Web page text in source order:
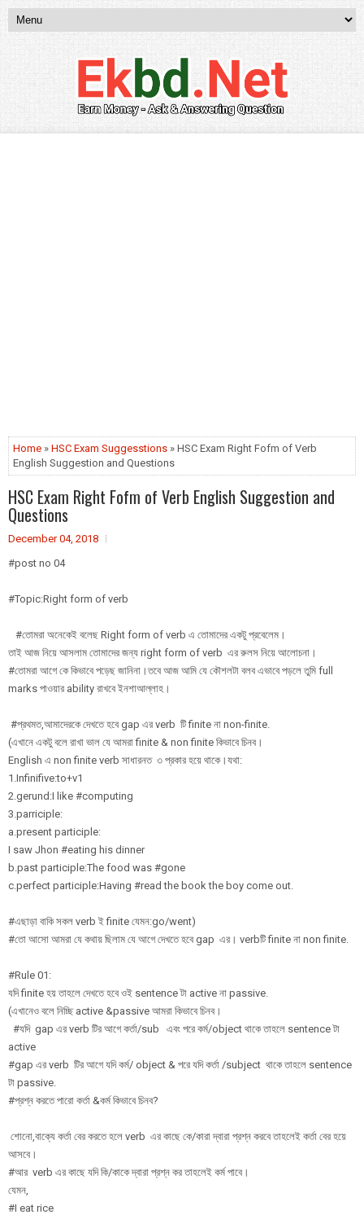
Home » HSC Exam Suggesstions » HSC Exam Right Fofm of Verb
English Suggestion and Questions
HSC Exam Right Fofm of Verb English Suggestion and
Questions
December 04, 2018
#post no 04
#Topic:Right form of verb
#তোমরা অনেকেই বলেছ Right form of verb এ তোমাদের একটু প্রবেলেম।
তাই আজ নিয়ে আসলাম তোমাদের জন্য right form of verb এর রুলস নিয়ে আলোচনা।
#তোমরা আগে কে কিভাবে পড়েছ জানিনা।তবে আজ আমি যে কৌশলটা বলব এভাবে পড়লে তুমি full
marks পাওয়ার ability রাখবে ইনশাআল্লাহ।
#প্রথমত,আমাদেরকে দেখতে হবে gap এর verb টি finite না non-finite.
(এখানে একটু বলে রাখা ভাল যে আমরা finite & non finite কিভাবে চিনব।
English এ non finite verb সাধারনত ৩ প্রকার হয়ে থাকে।যথা:
1.Infinifive:to+v1
2.gerund:I like #computing
3.parriciple:
a.present participle:
I saw Jhon #eating his dinner
b.past participle:The food was #gone
c.perfect participle:Having #read the book the boy come out.
#এছাড়া বাকি সকল verb ই finite যেমন:go/went)
#তো আসো আমরা যে কথায় ছিলাম যে আগে দেখতে হবে gap এর। verbটি finite না non finite.
#Rule 01:
যদি finite হয় তাহলে দেখতে হবে ওই sentence টা active না passive.
(এখানেও বলে নিচ্ছি active &passive আমরা কিভাবে চিনব।
#যদি gap এর verb টির আগে কর্তা/sub এবং পরে কর্ম/object থাকে তাহলে sentence টা
active
#gap এর verb টির আগে যদি কর্ম/ object & পরে যদি কর্তা /subject থাকে তাহলে sentence
টা passive.
#প্রশ্ন করতে পারো কর্তা &কর্ম কিভাবে চিনব?
শোনো,বাক্যে কর্তা বের করতে হলে verb এর কাছে কে/কারা দ্বারা প্রশ্ন করবে তাহলেই কর্তা বের হয়ে
আসবে।
#আর verb এর কাছে যদি কি/কাকে দ্বারা প্রশ্ন কর তাহলেই কর্ম পাবে।
যেমন,
#I eat rice